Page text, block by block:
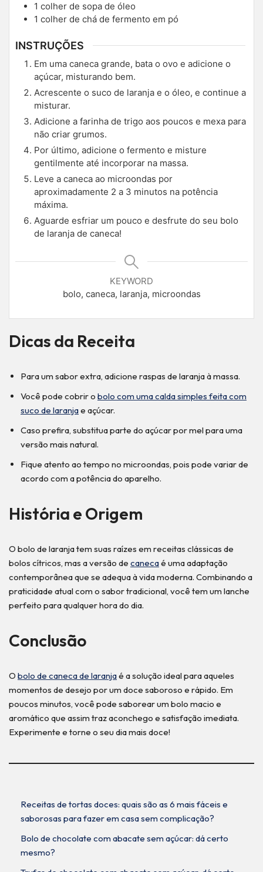
1 colher de sopa de óleo
1 colher de chá de fermento em pó
INSTRUÇÕES
Em uma caneca grande, bata o ovo e adicione o
açúcar, misturando bem.
Acrescente o suco de laranja e o óleo, e continue a
misturar.
Adicione a farinha de trigo aos poucos e mexa para
não criar grumos.
Por último, adicione o fermento e misture
gentilmente até incorporar na massa.
Leve a caneca ao microondas por
aproximadamente 2 a 3 minutos na potência
máxima.
Aguarde esfriar um pouco e desfrute do seu bolo
de laranja de caneca!
KEYWORD
bolo, caneca, laranja, microondas
Dicas da Receita
Para um sabor extra, adicione raspas de laranja à massa.
Você pode cobrir o bolo com uma calda simples feita com
suco de laranjae açúcar.
Caso prefira, substitua parte do açúcar por mel para uma
versão mais natural.
Fique atento ao tempo no microondas, pois pode variar de
acordo com a potência do aparelho.
História e Origem
O bolo de laranja tem suas raízes em receitas clássicas de
bolos cítricos, mas a versão de canecaé uma adaptação
contemporânea que se adequa à vida moderna. Combinando a
praticidade atual com o sabor tradicional, você tem um lanche
perfeito para qualquer hora do dia.
Conclusão
O bolo de caneca de laranjaé a solução ideal para aqueles
momentos de desejo por um doce saboroso e rápido. Em
poucos minutos, você pode saborear um bolo macio e
aromático que assim traz aconchego e satisfação imediata.
Experimente e torne o seu dia mais doce!
Receitas de tortas doces: quais são as 6 mais fáceis e
saborosas para fazer em casa sem complicação?
Bolo de chocolate com abacate sem açúcar: dá certo
mesmo?